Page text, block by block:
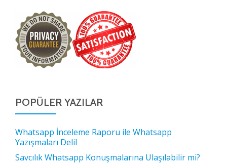
POPÜLER YAZILAR
Whatsapp İnceleme Raporu ile Whatsapp
Yazışmaları Delil
Savcılık Whatsapp Konuşmalarına Ulaşılabilir mi?